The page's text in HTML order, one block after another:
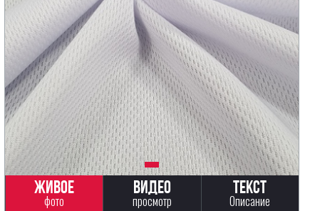
Живое
фото
Видео
просмотр
Текст
Описание